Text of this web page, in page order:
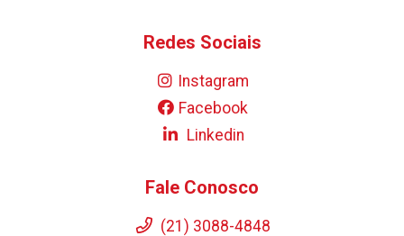
Redes Sociais
Instagram
Facebook
Linkedin
Fale Conosco
(21) 3088-4848